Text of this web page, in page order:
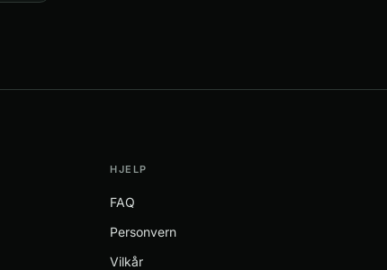
HJELP
FAQ
Personvern
Vilkår